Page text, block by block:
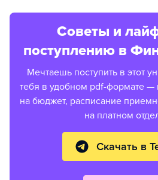
Советы и
поступлению в
Мечтаешь поступить в этот
тебя в удобном pdf-формате —
на бюджет, расписание
на платном
Скачать в